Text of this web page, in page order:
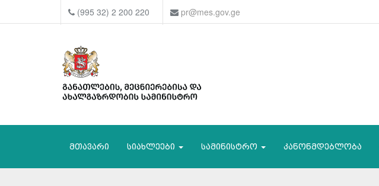
(995 32) 2 200 220 pr@mes.gov.ge
მთავარი სიახლეები სამინისტრო კანონმდებლობა